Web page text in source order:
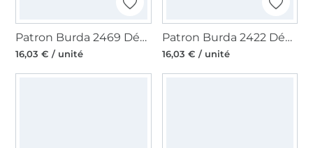
Patron Burda 2469 Déguisement Sorcière & Amanite Tuemouches, en français
16,03 € / unité
Patron Burda 2422 Déguisement Femme Pirate, en français
16,03 € / unité